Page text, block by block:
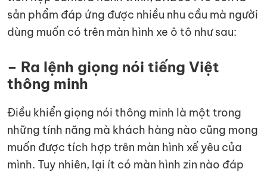
sản phẩm đáp ứng được nhiều nhu cầu mà người
dùng muốn có trên màn hình xe ô tô như sau:
– Ra lệnh giọng nói tiếng Việt
thông minh
Điều khiển giọng nói thông minh là một trong
những tính năng mà khách hàng nào cũng mong
muốn được tích hợp trên màn hình xế yêu của
mình. Tuy nhiên, lại ít có màn hình zin nào đáp